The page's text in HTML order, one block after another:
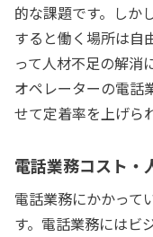
的な課題です。しか
すると働く場所は自
って人材不足の解消
オペレーターの電話
せて定着率を上げら
電話業務コスト・
電話業務にかかって
す。電話業務にはビ